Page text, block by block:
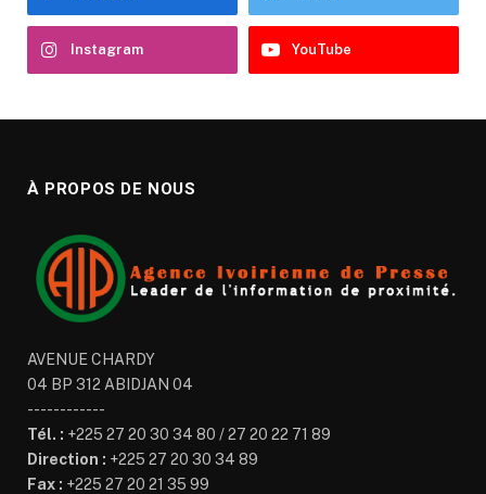
Instagram YouTube
À PROPOS DE NOUS
AVENUE CHARDY
04 BP 312 ABIDJAN 04
------------
Tél. : +225 27 20 30 34 80 / 27 20 22 71 89
Direction : +225 27 20 30 34 89
Fax : +225 27 20 21 35 99